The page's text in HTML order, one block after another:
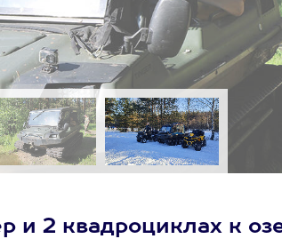
и 2 квадроциклах к